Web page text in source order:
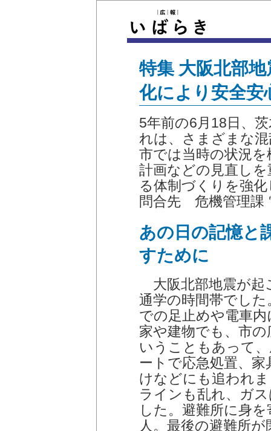
特集 大阪北部
化により安全安
5年前の6月18日、
れは、さまざまな
市では当時の状況
計画などの見直し
る体制づくりを強
問合先 危機管理課
あの日の記憶と
すために
大阪北部地震が起
通学の時間帯でし
での足止めや電車
家や建物でも、市
いうこともあって
ートで応急処置、
けなどにも追われ
ラインも乱れ、ガ
した。避難所に身
人。最後の避難所